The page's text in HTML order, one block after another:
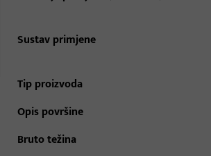
Sustav primjene
Tip proizvoda
Opis površine
Bruto težina